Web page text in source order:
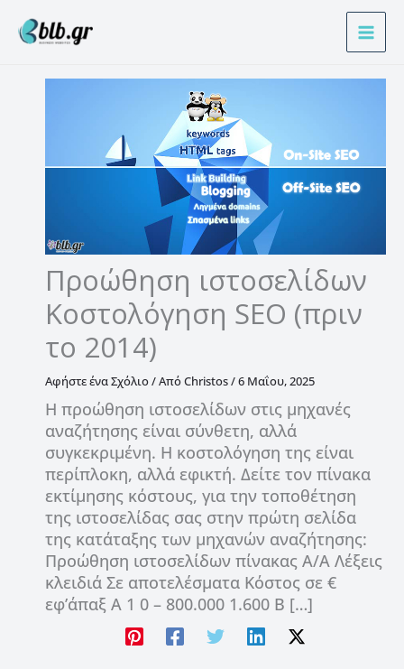
στο
Προώθηση ιστοσελίδων
Κοστολόγηση SEO (πριν
το 2014)
Αφήστε ένα Σχόλιο/ ΑπόChristos/6 Μαΐου, 2025
Η προώθηση ιστοσελίδων στις μηχανές
αναζήτησης είναι σύνθετη, αλλά
συγκεκριμένη. Η κοστολόγηση της είναι
περίπλοκη, αλλά εφικτή. Δείτε τον πίνακα
εκτίμησης κόστους, για την τοποθέτηση
της ιστοσελίδας σας στην πρώτη σελίδα
της κατάταξης των μηχανών αναζήτησης:
Προώθηση ιστοσελίδων πίνακας Α/Α Λέξεις
κλειδιά Σε αποτελέσματα Κόστος σε €
εφ’άπαξ A 1 0 – 800.000 1.600 B […]
ν